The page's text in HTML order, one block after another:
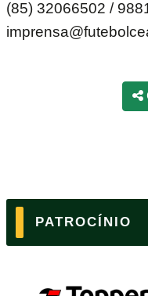
(85) 32066502 /
PATROCÍNIO